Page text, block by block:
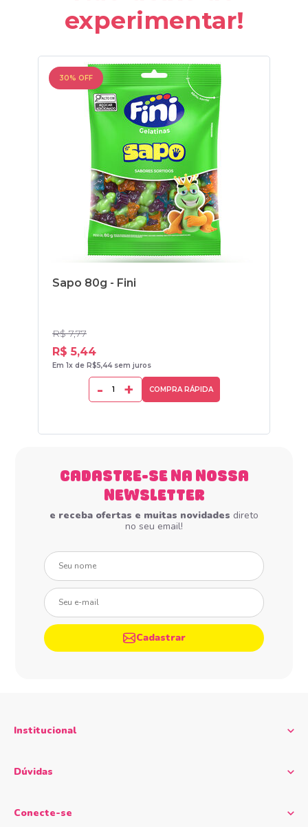
experimentar!
30% OFF
Sapo 80g - Fini
R$ 7,77
R$ 5,44
Em 1x de R$5,44 sem juros
- + COMPRA RÁPIDA
CADASTRE-SE NA NOSSA
NEWSLETTER
e receba ofertas e muitas novidades direto
no seu email!
Seu nome
Seu e-mail
Cadastrar
Institucional
Dúvidas
Conecte-se